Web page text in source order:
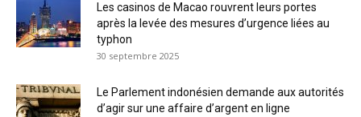
Les casinos de Macao rouvrent leurs portes
après la levée des mesures d’urgence liées au
typhon
30 septembre 2025
Le Parlement indonésien demande aux autorités
d’agir sur une affaire d’argent en ligne